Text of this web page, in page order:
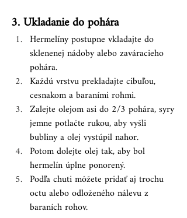
3. Ukladanie do pohára
Hermelíny postupne vkladajte do
sklenenej nádoby alebo zaváracieho
pohára.
Každú vrstvu prekladajte cibuľou,
cesnakom a baraními rohmi.
Zalejte olejom asi do 2/3 pohára, syry
jemne potlačte rukou, aby vyšli
bubliny a olej vystúpil nahor.
Potom dolejte olej tak, aby bol
hermelín úplne ponorený.
Podľa chuti môžete pridať aj trochu
octu alebo odloženého nálevu z
baraních rohov.